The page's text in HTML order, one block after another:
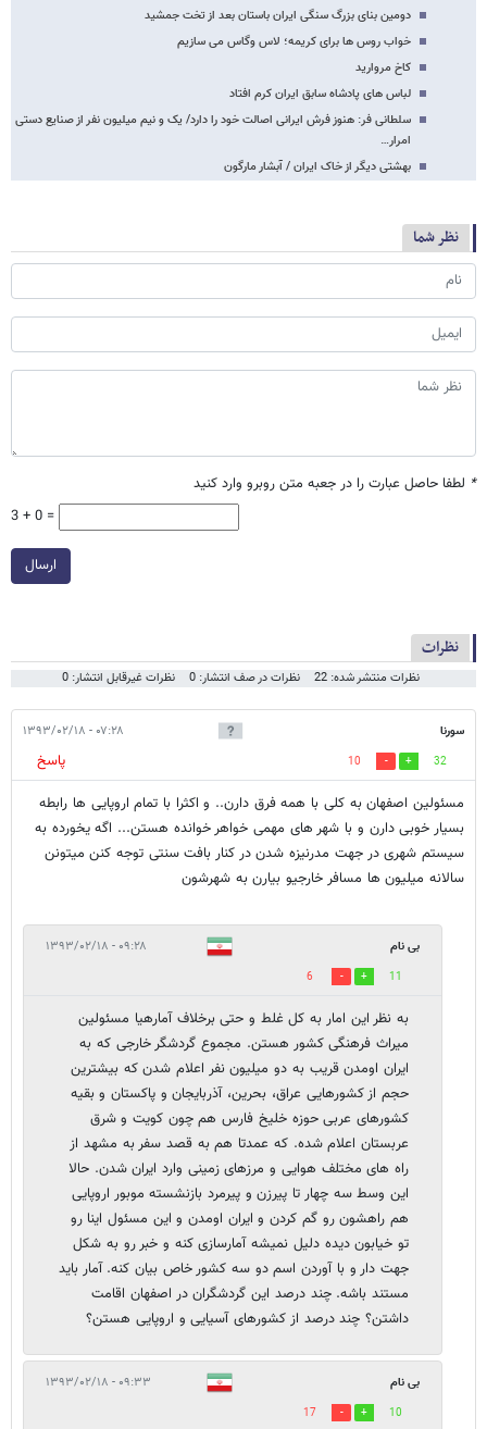
دومین بنای بزرگ سنگی ایران باستان بعد از تخت جمشید
خواب روس ها برای کریمه؛ لاس وگاس می سازیم
کاخ مروارید
لباس های پادشاه سابق ایران کرم افتاد
سلطانی فر: هنوز فرش ایرانی اصالت خود را دارد/ یک و نیم میلیون نفر از صنایع دستی
امرار…
بهشتی دیگر از خاک ایران / آبشار مارگون
نظر شما
* لطفا حاصل عبارت را در جعبه متن روبرو وارد کنید
3 + 0 =
ارسال
نظرات
نظرات منتشر شده: 22 نظرات در صف انتشار: 0 نظرات غیرقابل انتشار: 0
سورنا ۰۷:۲۸ - ۱۳۹۳/۰۲/۱۸
32
10
پاسخ
مسئولین اصفهان به کلی با همه فرق دارن.. و اکثرا با تمام اروپایی ها رابطه
بسیار خوبی دارن و با شهر های مهمی خواهر خوانده هستن... اگه یخورده به
سیستم شهری در جهت مدرنیزه شدن در کنار بافت سنتی توجه کنن میتونن
سالانه میلیون ها مسافر خارجیو بیارن به شهرشون
بی نام ۰۹:۲۸ - ۱۳۹۳/۰۲/۱۸
11
6
به نظر این امار به کل غلط و حتی برخلاف آمارهیا مسئولین
میراث فرهنگی کشور هستن. مجموع گردشگر خارجی که به
ایران اومدن قریب به دو میلیون نفر اعلام شدن که بیشترین
حجم از کشورهایی عراق، بحرین، آذربایجان و پاکستان و بقیه
کشورهای عربی حوزه خلیخ فارس هم چون کویت و شرق
عربستان اعلام شده. که عمدتا هم به قصد سفر به مشهد از
راه های مختلف هوایی و مرزهای زمینی وارد ایران شدن. حالا
این وسط سه چهار تا پیرزن و پیرمرد بازنشسته موبور اروپایی
هم راهشون رو گم کردن و ایران اومدن و این مسئول اینا رو
تو خیابون دیده دلیل نمیشه آمارسازی کنه و خبر رو به شکل
جهت دار و با آوردن اسم دو سه کشور خاص بیان کنه. آمار باید
مستند باشه. چند درصد این گردشگران در اصفهان اقامت
داشتن؟ چند درصد از کشورهای آسیایی و اروپایی هستن؟
بی نام ۰۹:۳۳ - ۱۳۹۳/۰۲/۱۸
10
17